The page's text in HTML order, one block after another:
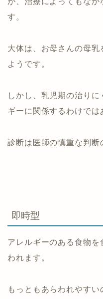
す。
大体は、お母さんの母
ようです。
しかし、乳児期の治り
ギーに関係するわけでは
診断は医師の慎重な判断
即時型
アレルギーのある食物を
われます。
もっともあらわれやす